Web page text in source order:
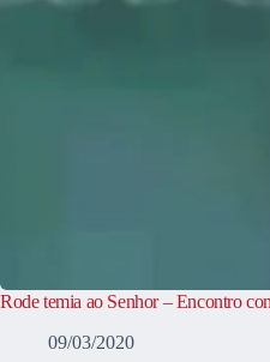
Rode temia ao Senhor – Encontro
09/03/2020